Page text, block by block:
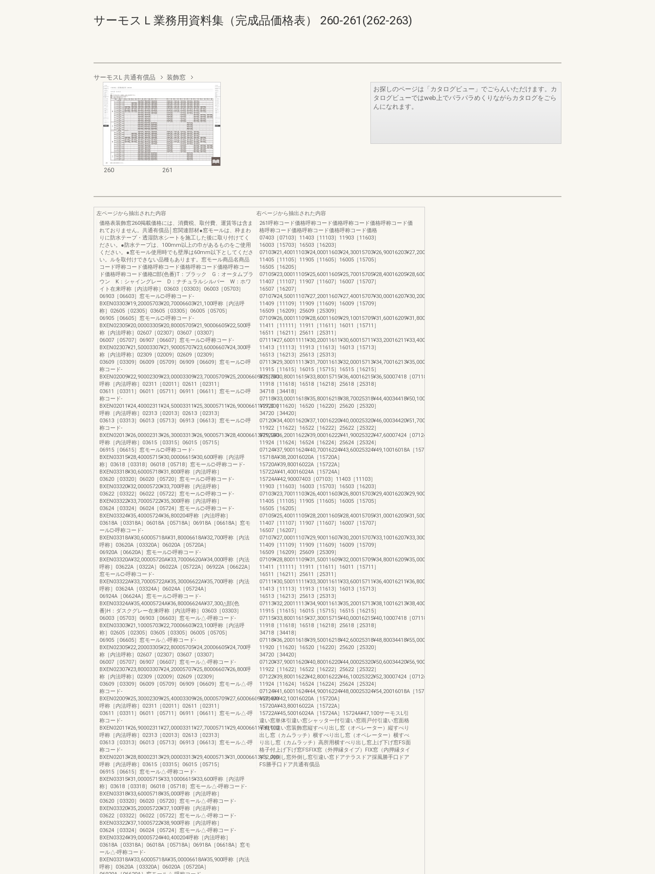
サーモスＬ業務用資料集（完成品価格表） 260-261(262-263)
サーモスL 共通有償品 装飾窓
260 261
お探しのページは「カタログビュー」でごらんいただけます。カ
タログビューではweb上でパラパラめくりながらカタログをごら
んになれます。
左ページから抽出された内容
価格表装飾窓260掲載価格には、消費税、取付費、運賃等は含ま
れておりません。共通有償品│窓関連部材●窓モールは、枠まわ
りに防水テープ・透湿防水シートを施工した後に取り付けてく
ださい。●防水テープは、100mm以上の巾があるものをご使用
ください。●窓モール使用時でも壁厚は60mm以下としてくださ
い。ルを取付けできない品種もあります。窓モール商品名商品
コード呼称コード価格呼称コード価格呼称コード価格呼称コー
ド価格呼称コード価格□部(色番)T：ブラック G：オータムブラ
ウン K：シャイングレー D：ナチュラルシルバー W：ホワ
イト在来呼称［内法呼称］03603［03303］06003［05703］
06903［06603］窓モール□-呼称コード-
BXEN03303¥19,20005703¥20,70006603¥21,100呼称［内法呼
称］02605［02305］03605［03305］06005［05705］
06905［06605］窓モール□-呼称コード-
BXEN02305¥20,00003305¥20,80005705¥21,90006605¥22,500呼
称［内法呼称］02607［02307］03607［03307］
06007［05707］06907［06607］窓モール□-呼称コード-
BXEN02307¥21,50003307¥21,90005707¥23,60006607¥24,300呼
称［内法呼称］02309［02009］02609［02309］
03609［03309］06009［05709］06909［06609］窓モール□-呼
称コード-
BXEN02009¥22,90002309¥23,00003309¥23,70005709¥25,20006609¥25,700
呼称［内法呼称］02311［02011］02611［02311］
03611［03311］06011［05711］06911［06611］窓モール□-呼
称コード-
BXEN02011¥24,40002311¥24,50003311¥25,30005711¥26,90006611¥27,300
呼称［内法呼称］02313［02013］02613［02313］
03613［03313］06013［05713］06913［06613］窓モール□-呼
称コード-
BXEN02013¥26,00002313¥26,30003313¥26,90005713¥28,40006613¥29,100
呼称［内法呼称］03615［03315］06015［05715］
06915［06615］窓モール□-呼称コード-
BXEN03315¥28,40005715¥30,00006615¥30,600呼称［内法呼
称］03618［03318］06018［05718］窓モール□-呼称コード-
BXEN03318¥30,60005718¥31,800呼称［内法呼称］
03620［03320］06020［05720］窓モール□-呼称コード-
BXEN03320¥32,00005720¥33,700呼称［内法呼称］
03622［03322］06022［05722］窓モール□-呼称コード-
BXEN03322¥33,70005722¥35,300呼称［内法呼称］
03624［03324］06024［05724］窓モール□-呼称コード-
BXEN03324¥35,40005724¥36,800204呼称［内法呼称］
03618A［03318A］06018A［05718A］06918A［06618A］窓モ
ール□-呼称コード-
BXEN03318A¥30,60005718A¥31,80006618A¥32,700呼称［内法
呼称］03620A［03320A］06020A［05720A］
06920A［06620A］窓モール□-呼称コード-
BXEN03320A¥32,00005720A¥33,70006620A¥34,000呼称［内法
呼称］03622A［0322A］06022A［05722A］06922A［06622A］
窓モール□-呼称コード-
BXEN03322A¥33,70005722A¥35,30006622A¥35,700呼称［内法
呼称］03624A［03324A］06024A［05724A］
06924A［06624A］窓モール□-呼称コード-
BXEN03324A¥35,40005724A¥36,80006624A¥37,300△部(色
番)H：ダスクグレー在来呼称［内法呼称］03603［03303］
06003［05703］06903［06603］窓モール△-呼称コード-
BXEN03303¥21,10005703¥22,70006603¥23,100呼称［内法呼
称］02605［02305］03605［03305］06005［05705］
06905［06605］窓モール△-呼称コード-
BXEN02305¥22,20003305¥22,80005705¥24,20006605¥24,700呼
称［内法呼称］02607［02307］03607［03307］
06007［05707］06907［06607］窓モール△-呼称コード-
BXEN02307¥23,80003307¥24,20005707¥25,80006607¥26,800呼
称［内法呼称］02309［02009］02609［02309］
03609［03309］06009［05709］06909［06609］窓モール△-呼
称コード-
BXEN02009¥25,30002309¥25,40003309¥26,00005709¥27,60006609¥28,400
呼称［内法呼称］02311［02011］02611［02311］
03611［03311］06011［05711］06911［06611］窓モール△-呼
称コード-
BXEN02011¥26,90002311¥27,00003311¥27,70005711¥29,40006611¥30,100
呼称［内法呼称］02313［02013］02613［02313］
03613［03313］06013［05713］06913［06613］窓モール△-呼
称コード-
BXEN02013¥28,80002313¥29,00003313¥29,40005713¥31,00006613¥32,000
呼称［内法呼称］03615［03315］06015［05715］
06915［06615］窓モール△-呼称コード-
BXEN03315¥31,00005715¥33,10006615¥33,600呼称［内法呼
称］03618［03318］06018［05718］窓モール△-呼称コード-
BXEN03318¥33,60005718¥35,000呼称［内法呼称］
03620［03320］06020［05720］窓モール△-呼称コード-
BXEN03320¥35,20005720¥37,100呼称［内法呼称］
03622［03322］06022［05722］窓モール△-呼称コード-
BXEN03322¥37,10005722¥38,900呼称［内法呼称］
03624［03324］06024［05724］窓モール△-呼称コード-
BXEN03324¥39,00005724¥40,400204呼称［内法呼称］
03618A［03318A］06018A［05718A］06918A［06618A］窓モ
ール△-呼称コード-
BXEN03318A¥33,60005718A¥35,00006618A¥35,900呼称［内法
呼称］03620A［03320A］06020A［05720A］
右ページから抽出された内容
261呼称コード価格呼称コード価格呼称コード価格呼称コード価
格呼称コード価格呼称コード価格呼称コード価格
07403［07103］11403［11103］11903［11603］
16003［15703］16503［16203］
07103¥21,40011103¥24,00011603¥24,30015703¥26,90016203¥27,20007405［07105］
11405［11105］11905［11605］16005［15705］
16505［16205］
07105¥23,00011105¥25,60011605¥25,70015705¥28,40016205¥28,60007407［07107］
11407［11107］11907［11607］16007［15707］
16507［16207］
07107¥24,50011107¥27,20011607¥27,40015707¥30,00016207¥30,20007409［07109］
11409［11109］11909［11609］16009［15709］
16509［16209］25609［25309］
07109¥26,00011109¥28,60011609¥29,10015709¥31,60016209¥31,80025309¥37,50007411［07111］
11411［11111］11911［11611］16011［15711］
16511［16211］25611［25311］
07111¥27,60011111¥30,20011611¥30,60015711¥33,20016211¥33,40025311¥39,20007413［07113］
11413［11113］11913［11613］16013［15713］
16513［16213］25613［25313］
07113¥29,30011113¥31,70011613¥32,00015713¥34,70016213¥35,00025313¥40,60007415［07115］
11915［11615］16015［15715］16515［16215］
07115¥30,80011615¥33,80015715¥36,40016215¥36,50007418［07118］
11918［11618］16518［16218］25618［25318］
34718［34418］
07118¥33,00011618¥35,80016218¥38,70025318¥44,40034418¥50,10007420［07120］
11920［11620］16520［16220］25620［25320］
34720［34420］
07120¥34,40011620¥37,10016220¥40,00025320¥46,00034420¥51,70007422［07122］
11922［11622］16522［16222］25622［25322］
07122¥36,20011622¥39,00016222¥41,90025322¥47,60007424［07124］
11924［11624］16524［16224］25624［25324］
07124¥37,90011624¥40,70016224¥43,60025324¥49,10016018A［15718A］
15718A¥38,20016020A［15720A］
15720A¥39,80016022A［15722A］
15722A¥41,40016024A［15724A］
15724A¥42,90007403［07103］11403［11103］
11903［11603］16003［15703］16503［16203］
07103¥23,70011103¥26,40011603¥26,80015703¥29,40016203¥29,90007405［07105］
11405［11105］11905［11605］16005［15705］
16505［16205］
07105¥25,40011105¥28,20011605¥28,40015705¥31,00016205¥31,50007407［07107］
11407［11107］11907［11607］16007［15707］
16507［16207］
07107¥27,00011107¥29,90011607¥30,20015707¥33,10016207¥33,30007409［07109］
11409［11109］11909［11609］16009［15709］
16509［16209］25609［25309］
07109¥28,80011109¥31,50011609¥32,00015709¥34,80016209¥35,00025309¥41,30007411［07111］
11411［11111］11911［11611］16011［15711］
16511［16211］25611［25311］
07111¥30,50011111¥33,30011611¥33,60015711¥36,40016211¥36,80025311¥43,10007413［07113］
11413［11113］11913［11613］16013［15713］
16513［16213］25613［25313］
07113¥32,20011113¥34,90011613¥35,20015713¥38,10016213¥38,40025313¥44,80007415［07115］
11915［11615］16015［15715］16515［16215］
07115¥33,80011615¥37,30015715¥40,00016215¥40,10007418［07118］
11918［11618］16518［16218］25618［25318］
34718［34418］
07118¥36,20011618¥39,50016218¥42,60025318¥48,80034418¥55,00007420［07120］
11920［11620］16520［16220］25620［25320］
34720［34420］
07120¥37,90011620¥40,80016220¥44,00025320¥50,60034420¥56,90007422［07122］
11922［11622］16522［16222］25622［25322］
07122¥39,80011622¥42,80016222¥46,10025322¥52,30007424［07124］
11924［11624］16524［16224］25624［25324］
07124¥41,60011624¥44,90016224¥48,00025324¥54,20016018A［15718A］
15718A¥42,10016020A［15720A］
15720A¥43,80016022A［15722A］
15722A¥45,50016024A［15724A］15724A¥47,100サーモスL引
違い窓単体引違い窓シャッター付引違い窓雨戸付引違い窓面格
子付引違い窓装飾窓縦すべり出し窓（オペレーター）縦すべり
出し窓（カムラッチ）横すべり出し窓（オペレーター）横すべ
り出し窓（カムラッチ）高所用横すべり出し窓上げ下げ窓FS面
格子付上げ下げ窓FSFIX窓（外押縁タイプ）FIX窓（内押縁タイ
プ）内倒し窓外倒し窓引違い窓ドアテラスドア採風勝手口ドア
FS勝手口ドア共通有償品